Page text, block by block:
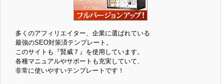
多くのアフィリエイター、企業に選ばれている
最強のSEO対策済テンプレート。
このサイトも『賢威７』を使用しています。
各種マニュアルやサポートも充実していて、
非常に使いやすいテンプレートです！